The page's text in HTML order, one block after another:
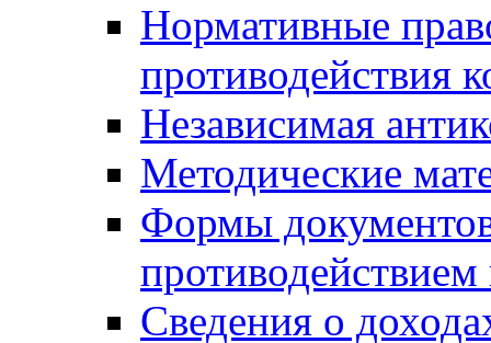
Нормативные
противодействия
Независимая
Методические
Формы
Сведения о